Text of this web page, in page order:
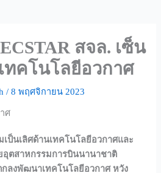
b
o
o
k
a
g
r
a
m
u
b
o
สจล. เซ็น
คโนโลยีอวกาศ
/8 พฤศจิกายน 2023
ป็นเลิศด้านเทคโนโลยีอวกาศและ
อุตสาหกรรมการบินนานาชาติ
ลงพัฒนาเทคโนโลยีอวกาศ หวัง